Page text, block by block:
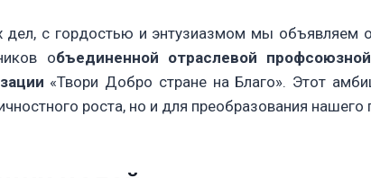
с гордостью и энтузиазмом мы объявляем
объединенной отраслевой
«Твори Добро стране на Благо». Этот
роста, но и для преобразования